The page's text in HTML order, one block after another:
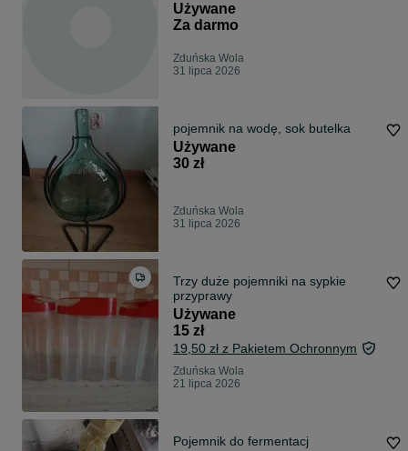
Używane
Za darmo
Zduńska Wola
31 lipca 2026
pojemnik na wodę, sok butelka
Używane
30 zł
Zduńska Wola
31 lipca 2026
Trzy duże pojemniki na sypkie
przyprawy
Używane
15 zł
19,50 zł z Pakietem Ochronnym
Zduńska Wola
21 lipca 2026
Pojemnik do fermentacj